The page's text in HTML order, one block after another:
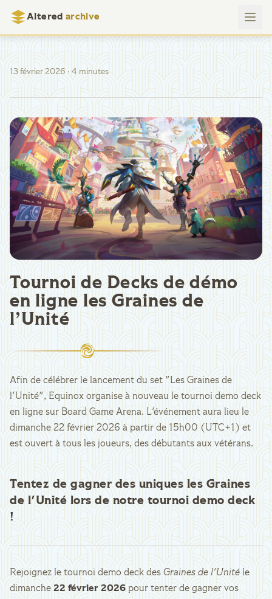
Altered archive
13 février 2026 · 4 minutes
Tournoi de Decks de démo
en ligne les Graines de
l’Unité
Afin de célébrer le lancement du set "Les Graines de
l'Unité", Equinox organise à nouveau le tournoi demo deck
en ligne sur Board Game Arena. L'événement aura lieu le
dimanche 22 février 2026 à partir de 15h00 (UTC+1) et
est ouvert à tous les joueurs, des débutants aux vétérans.
Tentez de gagner des uniques les Graines
de l'Unité lors de notre tournoi demo deck
!
Rejoignez le tournoi demo deck des Graines de l'Unitéle
dimanche22 février 2026 pour tenter de gagner vos